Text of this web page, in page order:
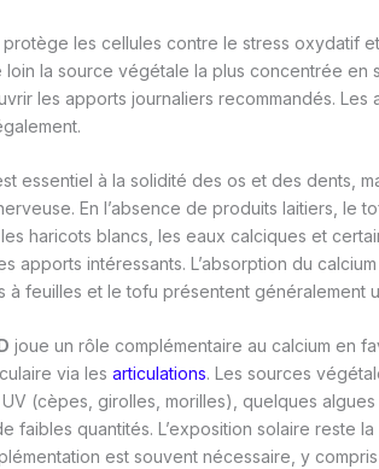
protège les cellules contre le stress oxydatif
loin la source végétale la plus concentrée en
les apports journaliers recommandés. Les
essentiel à la solidité des os et des dents,
En l’absence de produits laitiers, le
haricots blancs, les eaux calciques et
apports intéressants. L’absorption du
à feuilles et le tofu présentent généralement
joue un rôle complémentaire au calcium en
via les articulations. Les sources
(cèpes, girolles, morilles), quelques
faibles quantités. L’exposition solaire reste
est souvent nécessaire, y